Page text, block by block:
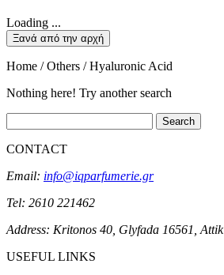
Loading ...
Ξανά από την αρχή
Home / Others / Hyaluronic Acid
Nothing here! Try another search
Search
CONTACT
Email: info@iqparfumerie.gr
Tel: 2610 221462
Address: Kritonos 40, Glyfada 16561,
USEFUL LINKS